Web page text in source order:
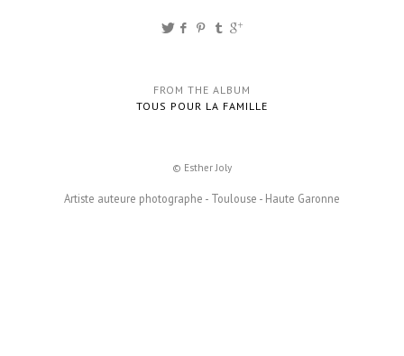
FROM THE ALBUM
TOUS POUR LA FAMILLE
© Esther Joly
Artiste auteure photographe - Toulouse - Haute Garonne